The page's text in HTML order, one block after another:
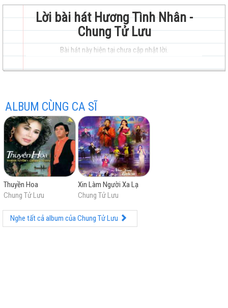
hay
Lời bài hát Hương Tình Nhân -
Chung Tử Lưu
Bài hát này hiện tại chưa cập nhật lời.
ALBUM CÙNG CA SĨ
Thuyền Hoa
Chung Tử Lưu
Xin Làm Người Xa Lạ
Chung Tử Lưu
Nghe tất cả album của Chung Tử Lưu